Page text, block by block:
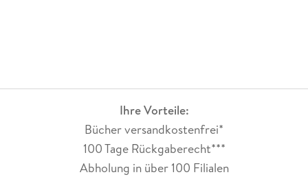
Ihre Vorteile:
Bücher versandkostenfrei*
100 Tage Rückgaberecht***
Abholung in über 100 Filialen